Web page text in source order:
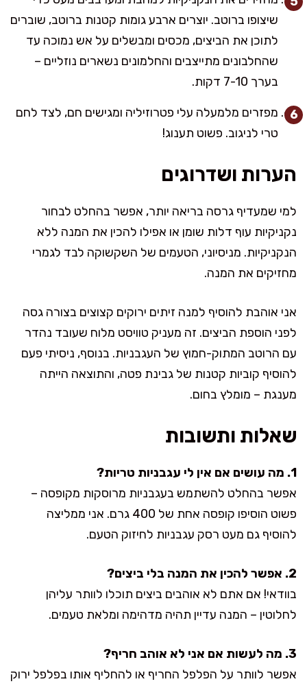
שיצופו ברוטב. יוצרים ארבע גומות קטנות ברוטב, שוברים
לתוכן את הביצים, מכסים ומבשלים על אש נמוכה עד
שהחלבונים מתייצבים והחלמונים נשארים נוזליים –
בערך 7-10 דקות.
מפזרים מלמעלה עלי פטרוזיליה ומגישים חם, לצד לחם
טרי לניגוב. פשוט תענוג!
הערות ושדרוגים
למי שמעדיף גרסה בריאה יותר, אפשר בהחלט לבחור
נקניקיות עוף דלות שומן או אפילו להכין את המנה ללא
הנקניקיות. מניסיוני, הטעמים של השקשוקה לבד לגמרי
מחזיקים את המנה.
אני אוהבת להוסיף למנה זיתים ירוקים קצוצים בצורה גסה
לפני הוספת הביצים. זה מעניק טוויסט מלוח שעובד נהדר
עם הרוטב המתוק-חמוץ של העגבניות. בנוסף, ניסיתי פעם
להוסיף קוביות קטנות של גבינת פטה, והתוצאה הייתה
מענגת – מומלץ בחום.
שאלות ותשובות
1. מה עושים אם אין לי עגבניות טריות?
אפשר בהחלט להשתמש בעגבניות מרוסקות מקופסה –
פשוט הוסיפו קופסה אחת של 400 גרם. אני ממליצה
להוסיף גם מעט רסק עגבניות לחיזוק הטעם.
2. אפשר להכין את המנה בלי ביצים?
בוודאי! אם אתם לא אוהבים ביצים תוכלו לוותר עליהן
לחלוטין – המנה עדיין תהיה מדהימה ומלאת טעמים.
3. מה לעשות אם אני לא אוהב חריף?
אפשר לוותר על הפלפל החריף או להחליף אותו בפלפל ירוק